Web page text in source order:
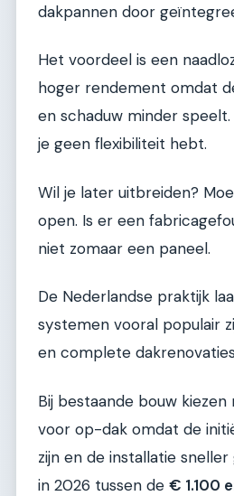
dakpannen door
Het voordeel is een
hoger rendement omdat
en schaduw minder
je geen flexibiliteit hebt.
Wil je later uitbreiden?
open. Is er een
niet zomaar een paneel.
De Nederlandse praktijk
systemen vooral populair
en complete
Bij bestaande bouw kiezen
voor op-dak omdat de
zijn en de installatie
in 2026 tussen de € 1.100